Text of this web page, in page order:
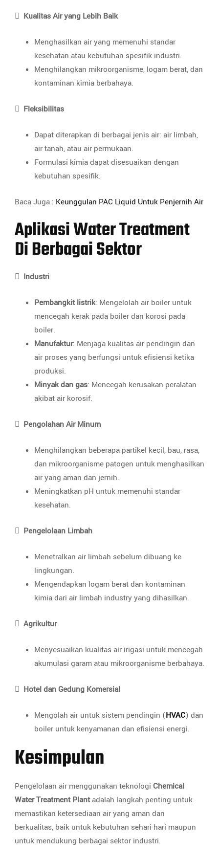
 Kualitas Air yang Lebih Baik
Menghasilkan air yang memenuhi standar
kesehatan atau kebutuhan spesifik industri.
Menghilangkan mikroorganisme, logam berat, dan
kontaminan kimia berbahaya.
 Fleksibilitas
Dapat diterapkan di berbagai jenis air: air limbah,
air tanah, atau air permukaan.
Formulasi kimia dapat disesuaikan dengan
kebutuhan spesifik.
Baca Juga : Keunggulan PAC Liquid Untuk Penjernih Air
Aplikasi Water Treatment
Di Berbagai Sektor
 Industri
Pembangkit listrik: Mengelolah air boiler untuk
mencegah kerak pada boiler dan korosi pada
boiler.
Manufaktur: Menjaga kualitas air pendingin dan
air proses yang berfungsi untuk efisiensi ketika
produksi.
Minyak dan gas: Mencegah kerusakan peralatan
akibat air korosif.
 Pengolahan Air Minum
Menghilangkan beberapa partikel kecil, bau, rasa,
dan mikroorganisme patogen untuk menghasilkan
air yang aman dan jernih.
Meningkatkan pH untuk memenuhi standar
kesehatan.
 Pengelolaan Limbah
Menetralkan air limbah sebelum dibuang ke
lingkungan.
Mengendapkan logam berat dan kontaminan
kimia dari air limbah industry yang dihasilkan.
 Agrikultur
Menyesuaikan kualitas air irigasi untuk mencegah
akumulasi garam atau mikroorganisme berbahaya.
 Hotel dan Gedung Komersial
Mengolah air untuk sistem pendingin (HVAC) dan
boiler untuk kenyamanan dan efisiensi energi.
Kesimpulan
Pengelolaan air menggunakan teknologi Chemical
Water Treatment Plantadalah langkah penting untuk
memastikan ketersediaan air yang aman dan
berkualitas, baik untuk kebutuhan sehari-hari maupun
untuk mendukung berbagai sektor industri.